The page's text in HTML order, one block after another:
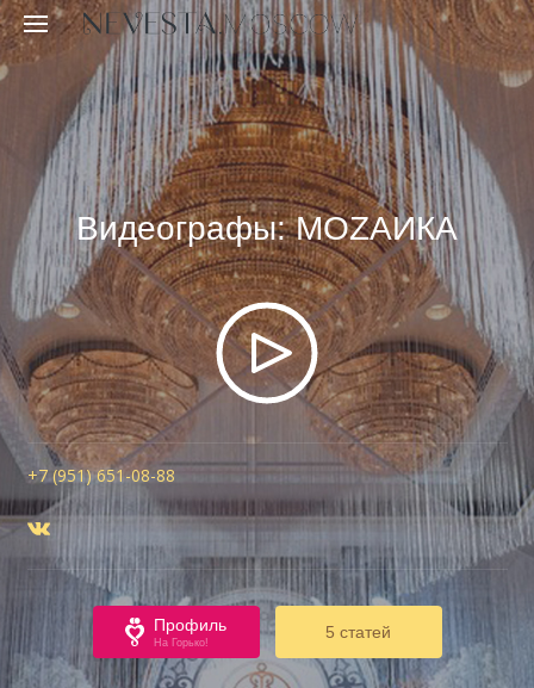
Видеографы: MOZAИКА
+7 (951) 651-08-88
Профиль
На Горько!
5 статей